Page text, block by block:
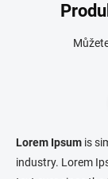
Lorem Ipsum is
industry. Lorem